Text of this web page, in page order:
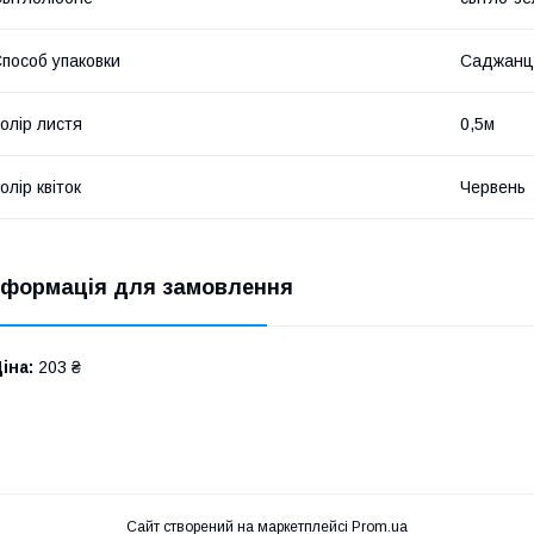
упаковки
листя 0,5м
квіток Червень
для замовлення
203 ₴
Сайт створений на маркетплейсі Prom.ua